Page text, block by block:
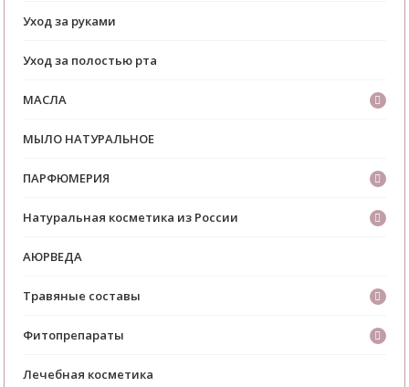
Уход за руками
Уход за полостью рта
МАСЛА
МЫЛО НАТУРАЛЬНОЕ
ПАРФЮМЕРИЯ
Натуральная косметика из России
АЮРВЕДА
Травяные составы
Фитопрепараты
Лечебная косметика